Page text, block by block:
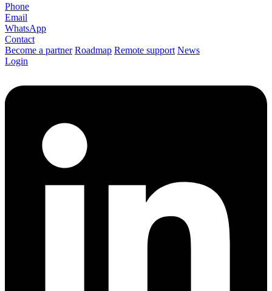
Phone
Email
WhatsApp
Contact
Become a partner Roadmap Remote support News
Login